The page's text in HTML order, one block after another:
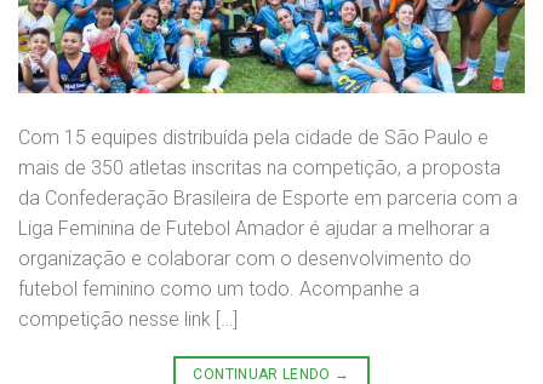
Com 15 equipes distribuída pela cidade de São Paulo e
mais de 350 atletas inscritas na competição, a proposta
da Confederação Brasileira de Esporte em parceria com a
Liga Feminina de Futebol Amador é ajudar a melhorar a
organização e colaborar com o desenvolvimento do
futebol feminino como um todo. Acompanhe a
competição nesse link […]
CONTINUAR LENDO →